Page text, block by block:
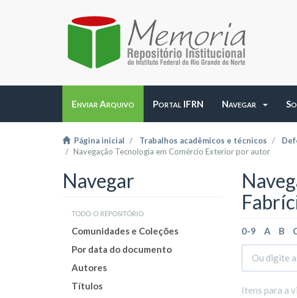
Enviar Arquivo Portal IFRN Navegar
Página inicial Trabalhos acadêmicos e técnicos
Navegação Tecnologia em Comércio Exterior por autor
Navegar
todo o repositório
Comunidades e Coleções
Por data do documento
Autores
Títulos
0-9 A B
Itens para a